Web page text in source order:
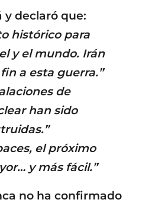
y declaró que:
histórico para
y el mundo. Irán
a esta guerra.”
de
han sido
el próximo
y más fácil.”
no ha confirmado